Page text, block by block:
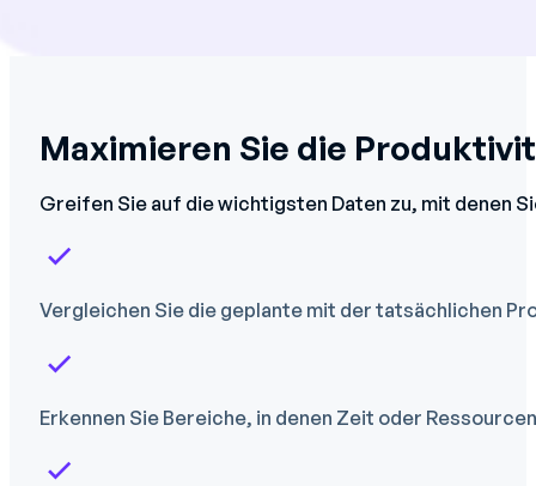
Maximieren Sie die
Greifen Sie auf die wichtigsten Daten zu, mit denen
Vergleichen Sie die geplante mit der tatsächlichen
Erkennen Sie Bereiche, in denen Zeit oder